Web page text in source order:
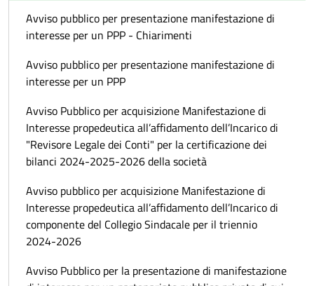
Avviso pubblico per presentazione manifestazione di
interesse per un PPP - Chiarimenti
Avviso pubblico per presentazione manifestazione di
interesse per un PPP
Avviso Pubblico per acquisizione Manifestazione di
Interesse propedeutica all’affidamento dell’Incarico di
"Revisore Legale dei Conti" per la certificazione dei
bilanci 2024-2025-2026 della società
Avviso pubblico per acquisizione Manifestazione di
Interesse propedeutica all’affidamento dell’Incarico di
componente del Collegio Sindacale per il triennio
2024-2026
Avviso Pubblico per la presentazione di manifestazione